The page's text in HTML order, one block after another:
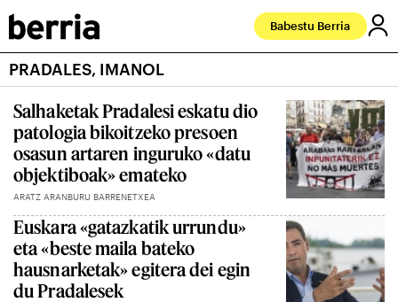
Babestu Berria
PRADALES, IMANOL
Salhaketak Pradalesi eskatu dio
patologia bikoitzeko presoen
osasun artaren inguruko «datu
objektiboak» emateko
ARATZ ARANBURU BARRENETXEA
Euskara «gatazkatik urrundu»
eta «beste maila bateko
hausnarketak» egitera dei egin
du Pradalesek